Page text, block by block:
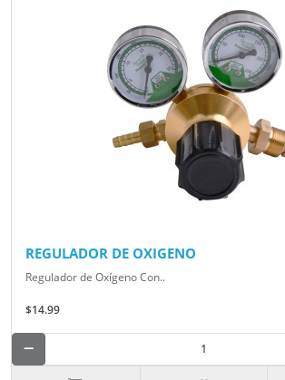
REGULADOR DE OXIGENO
Regulador de Oxígeno Con..
$14.99